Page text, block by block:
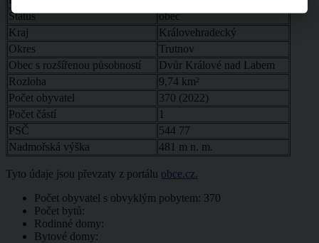
Status
obec
Kraj
Královehradecký
Okres
Trutnov
Obec s rozšířenou působností
Dvůr Králové nad Labem
Rozloha
9,74 km²
Počet obyvatel
370 (2022)
Počet částí
1
PSČ
544 77
Nadmořská výška
481 m n. m.
Tyto údaje jsou převzaty z portálu obce.cz.
Počet obyvatel s obvyklým pobytem: 370
Počet bytů:
Rodinné domy:
Bytové domy: